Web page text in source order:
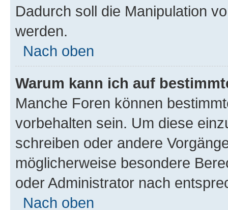
Dadurch soll die Manipulation
werden.
Nach oben
Warum kann ich auf
Manche Foren können
vorbehalten sein. Um diese
schreiben oder andere
möglicherweise besondere
oder Administrator nach
Nach oben